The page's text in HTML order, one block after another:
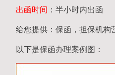
出函时间 ：半小时内出函
给您提供：保函，担保机构
以下是保函办理案例图：